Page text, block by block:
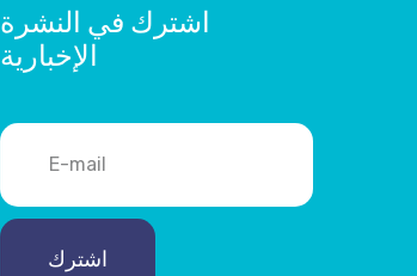
اشترك في النشرة
الإخبارية
اشترك